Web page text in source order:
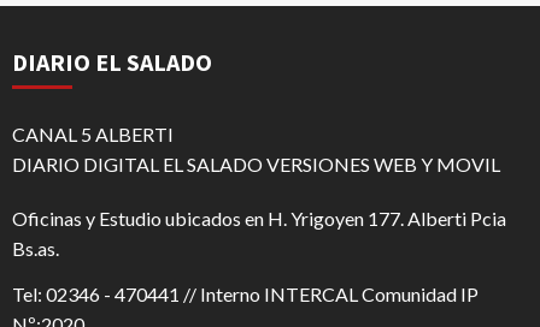
DIARIO EL SALADO
CANAL 5 ALBERTI
DIARIO DIGITAL EL SALADO VERSIONES WEB Y MOVIL
Oficinas y Estudio ubicados en H. Yrigoyen 177. Alberti Pcia
Bs.as.
Tel: 02346 - 470441 // Interno INTERCAL Comunidad IP